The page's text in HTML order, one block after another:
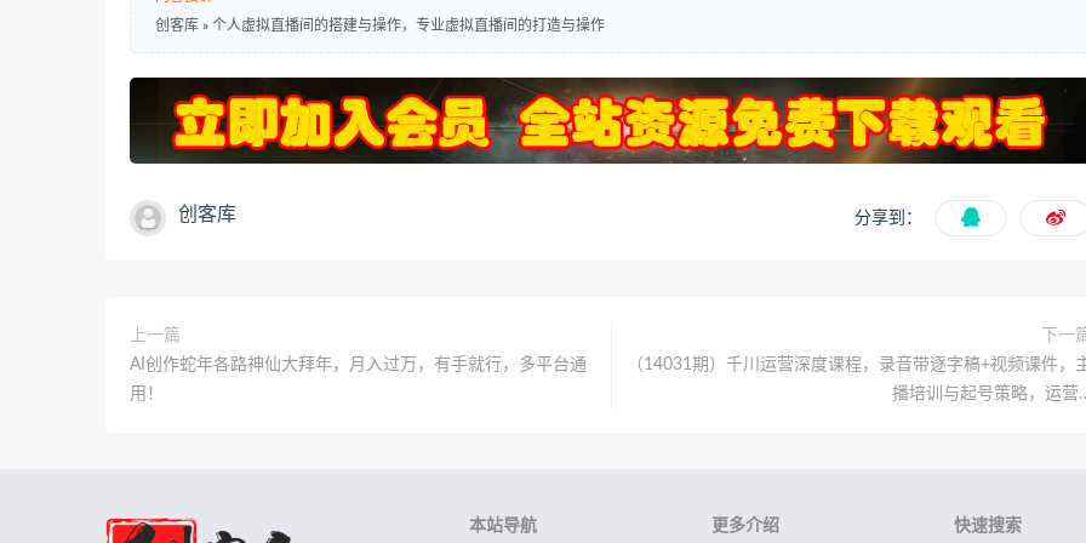
创客库 » 个人虚拟直播间的搭建与操作，专业虚拟直播间的打造与操作
创客库 分享到：
上一篇
AI创作蛇年各路神仙大拜年，月入过万，有手就行，多平台通
用！
下一
（14031期）千川运营深度课程，录音带逐字稿+视频课件，
播培训与起号策略，运营
本站导航 更多介绍 快速搜索